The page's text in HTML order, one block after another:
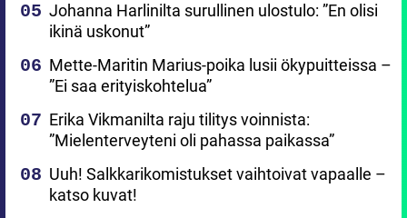
Johanna Harlinilta surullinen ulostulo: ”En olisi
ikinä uskonut”
Mette-Maritin Marius-poika lusii ökypuitteissa –
”Ei saa erityiskohtelua”
Erika Vikmanilta raju tilitys voinnista:
”Mielenterveyteni oli pahassa paikassa”
Uuh! Salkkarikomistukset vaihtoivat vapaalle –
katso kuvat!